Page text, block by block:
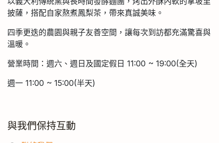
披薩，搭配自家熬煮鳳梨茶，帶來真誠美味。
四季更迭的農園與親子友善空間，讓每次到訪都充滿驚喜與
溫暖。
營業時間：週六、週日及國定假日 11:00 ~ 19:00(全天)
週一 11:00 ~ 15:00(半天)
與我們保持互動